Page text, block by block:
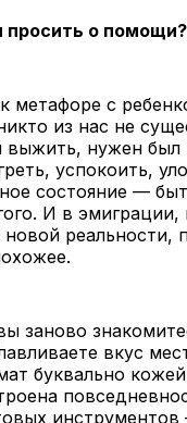
просить о помощи?
метафоре с
из нас не
выжить, нужен был
успокоить,
состояние —
И в
реальности,
заново
вкус
буквально